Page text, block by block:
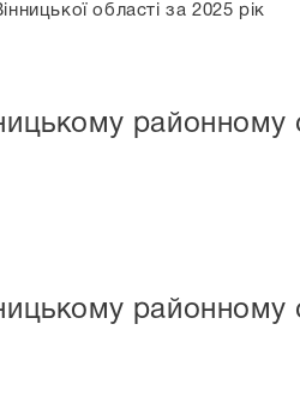
області за 2025 рік
районному
районному